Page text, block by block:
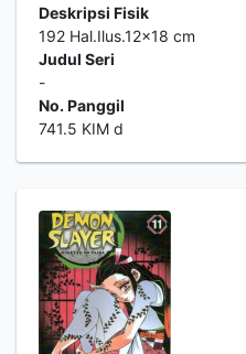
Deskripsi Fisik
192 Hal.Ilus.12x18 cm
Judul Seri
-
No. Panggil
741.5 KIM d